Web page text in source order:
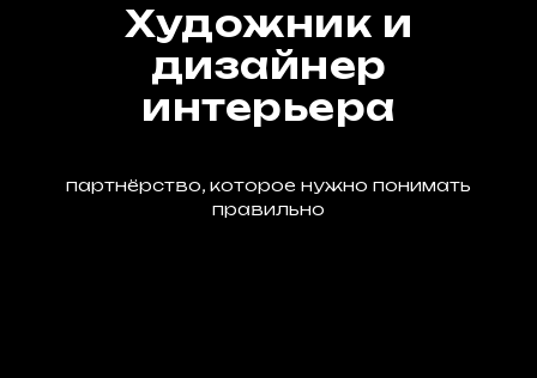
Художник и
дизайнер
интерьера
партнёрство, которое нужно понимать
правильно